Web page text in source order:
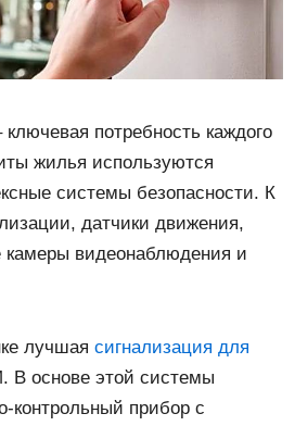
потребность каждого
жилья используются
системы безопасности. К
датчики движения,
камеры видеонаблюдения и
лучшаясигнализация для
В основе этой системы
контрольный прибор с